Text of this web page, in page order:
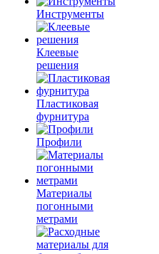
Инструменты
Клеевые
решения
Пластиковая
фурнитура
Профили
Материалы
погонными
метрами